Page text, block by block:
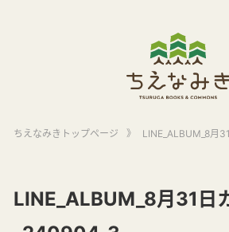
ちえなみきトップページ 》 LINE_ALBUM_8月
LINE_ALBUM_8月31日